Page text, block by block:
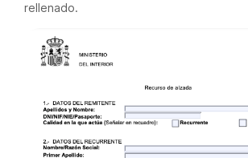
rellenado.